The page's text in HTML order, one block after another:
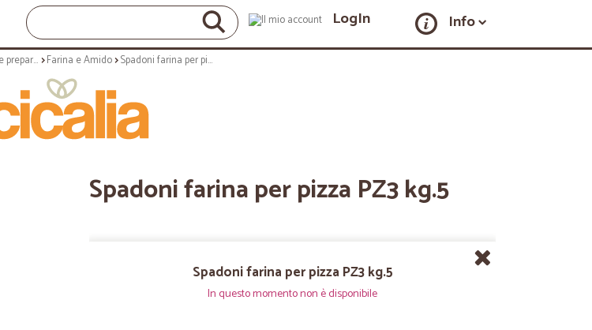
LogIn Info
Uova, farine e preparati Farina e Amido Spadoni farina per pizza PZ3 kg.5
Spadoni farina per pizza PZ3 kg.5
Spadoni farina per pizza PZ3 kg.5
In questo momento non è disponibile